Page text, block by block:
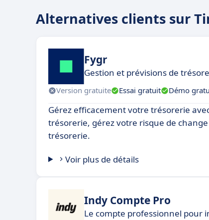
Alternatives clients sur
Fygr
Gestion et prévisions de
Version gratuite Essai gratuit Démo
Gérez efficacement votre trésorerie
trésorerie, gérez votre risque de
trésorerie.
Voir plus de détails
Indy Compte Pro
Le compte professionnel